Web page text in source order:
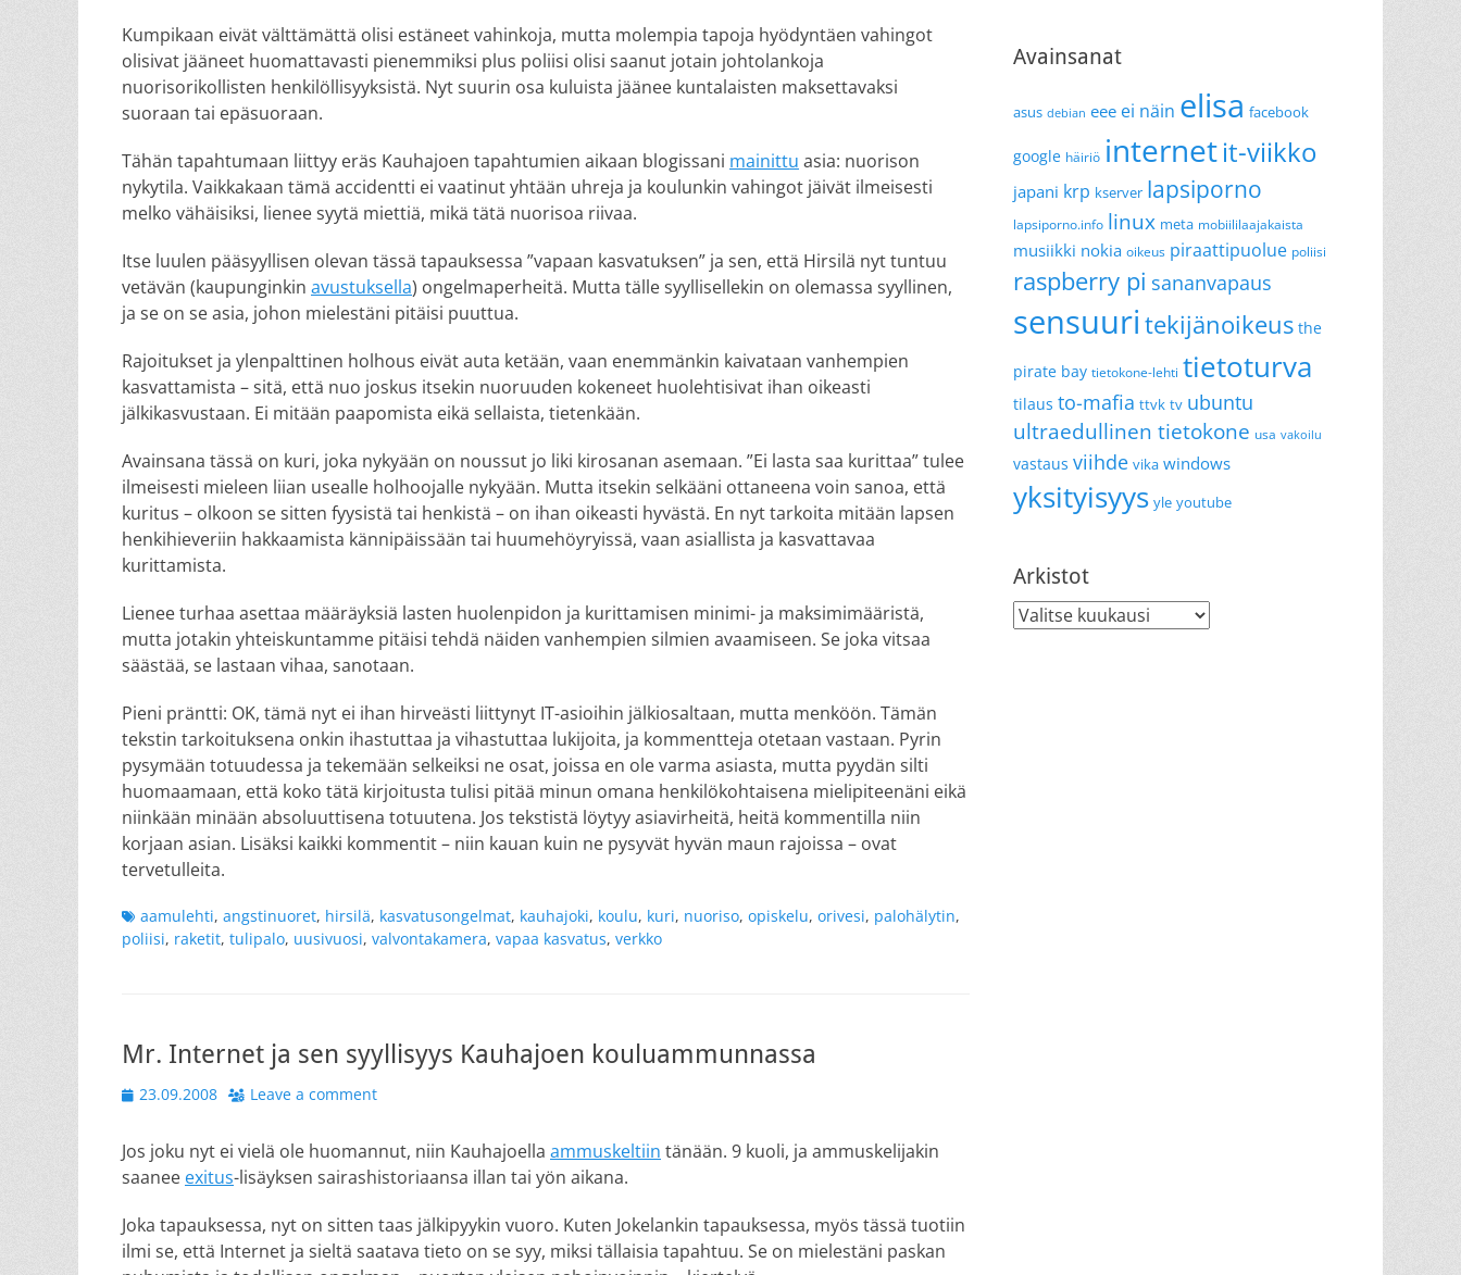
Kumpikaan eivät välttämättä olisi estäneet vahinkoja, mutta molempia tapoja hyödyntäen vahingot
olisivat jääneet huomattavasti pienemmiksi plus poliisi olisi saanut jotain johtolankoja
nuorisorikollisten henkilöllisyyksistä. Nyt suurin osa kuluista jäänee kuntalaisten maksettavaksi
suoraan tai epäsuoraan.
Tähän tapahtumaan liittyy eräs Kauhajoen tapahtumien aikaan blogissani mainittu asia: nuorison
nykytila. Vaikkakaan tämä accidentti ei vaatinut yhtään uhreja ja koulunkin vahingot jäivät ilmeisesti
melko vähäisiksi, lienee syytä miettiä, mikä tätä nuorisoa riivaa.
Itse luulen pääsyyllisen olevan tässä tapauksessa ”vapaan kasvatuksen” ja sen, että Hirsilä nyt tuntuu
vetävän (kaupunginkin avustuksella) ongelmaperheitä. Mutta tälle syyllisellekin on olemassa syyllinen,
ja se on se asia, johon mielestäni pitäisi puuttua.
Rajoitukset ja ylenpalttinen holhous eivät auta ketään, vaan enemmänkin kaivataan vanhempien
kasvattamista – sitä, että nuo joskus itsekin nuoruuden kokeneet huolehtisivat ihan oikeasti
jälkikasvustaan. Ei mitään paapomista eikä sellaista, tietenkään.
Avainsana tässä on kuri, joka nykyään on noussut jo liki kirosanan asemaan. ”Ei lasta saa kurittaa” tulee
ilmeisesti mieleen liian usealle holhoojalle nykyään. Mutta itsekin selkääni ottaneena voin sanoa, että
kuritus – olkoon se sitten fyysistä tai henkistä – on ihan oikeasti hyvästä. En nyt tarkoita mitään lapsen
henkihieveriin hakkaamista kännipäissään tai huumehöyryissä, vaan asiallista ja kasvattavaa
kurittamista.
Lienee turhaa asettaa määräyksiä lasten huolenpidon ja kurittamisen minimi- ja maksimimääristä,
mutta jotakin yhteiskuntamme pitäisi tehdä näiden vanhempien silmien avaamiseen. Se joka vitsaa
säästää, se lastaan vihaa, sanotaan.
Pieni präntti: OK, tämä nyt ei ihan hirveästi liittynyt IT-asioihin jälkiosaltaan, mutta menköön. Tämän
tekstin tarkoituksena onkin ihastuttaa ja vihastuttaa lukijoita, ja kommentteja otetaan vastaan. Pyrin
pysymään totuudessa ja tekemään selkeiksi ne osat, joissa en ole varma asiasta, mutta pyydän silti
huomaamaan, että koko tätä kirjoitusta tulisi pitää minun omana henkilökohtaisena mielipiteenäni eikä
niinkään minään absoluuttisena totuutena. Jos tekstistä löytyy asiavirheitä, heitä kommentilla niin
korjaan asian. Lisäksi kaikki kommentit – niin kauan kuin ne pysyvät hyvän maun rajoissa – ovat
tervetulleita.
Tagsaamulehti, angstinuoret, hirsilä, kasvatusongelmat, kauhajoki, koulu, kuri, nuoriso, opiskelu, orivesi, palohälytin,
poliisi, raketit, tulipalo, uusivuosi, valvontakamera, vapaa kasvatus, verkko
Mr. Internet ja sen syyllisyys Kauhajoen kouluammunnassa
Posted
23.09.2008 Leave a comment
Jos joku nyt ei vielä ole huomannut, niin Kauhajoella ammuskeltiin tänään. 9 kuoli, ja ammuskelijakin
saanee exitus-lisäyksen sairashistoriaansa illan tai yön aikana.
Joka tapauksessa, nyt on sitten taas jälkipyykin vuoro. Kuten Jokelankin tapauksessa, myös tässä tuotiin
ilmi se, että Internet ja sieltä saatava tieto on se syy, miksi tällaisia tapahtuu. Se on mielestäni paskan
Avainsanat
asus debian eee ei näin elisa facebook
google häiriö internetit-viikko
japani krp kserver lapsiporno
lapsiporno.info linux meta mobiililaajakaista
musiikki nokia oikeus piraattipuolue poliisi
raspberry pi sananvapaus
sensuuri tekijänoikeus the
pirate bay tietokone-lehti tietoturva
tilaus to-mafia ttvk tv ubuntu
ultraedullinen tietokone usa vakoilu
vastaus viihde vika windows
yksityisyys yle youtube
Arkistot
Arkistot